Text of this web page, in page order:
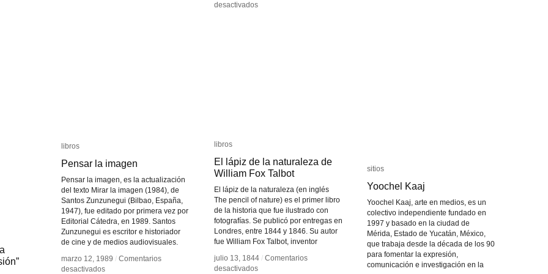
desactivadosen
desactivadosen
libros
El lápiz de la naturaleza de
William Fox Talbot
El lápiz de la naturaleza (en inglés
The pencil of nature) es el primer libro
de la historia que fue ilustrado con
fotografías. Se publicó por entregas en
Londres, entre 1844 y 1846. Su autor
fue William Fox Talbot, inventor
julio 13, 1844 / Comentarios
desactivadosen
libros
El lápiz de la naturaleza de
William Fox Talbot
julio 13, 1844 / Comentarios
desactivadosen
libros
Pensar la imagen
Pensar la imagen, es la actualización
del texto Mirar la imagen (1984), de
Santos Zunzunegui (Bilbao, España,
1947), fue editado por primera vez por
Editorial Cátedra, en 1989. Santos
Zunzunegui es escritor e historiador
de cine y de medios audiovisuales.
marzo 12, 1989 / Comentarios
desactivadosen
libros
Pensar la imagen
marzo 12, 1989 / Comentarios
desactivadosen
sitios
Yoochel Kaaj
Yoochel Kaaj, arte en medios, es un
colectivo independiente fundado en
1997 y basado en la ciudad de
Mérida, Estado de Yucatán, México,
que trabaja desde la década de los 90
para fomentar la expresión,
comunicación e investigación en la
sitios
Yoochel Kaaj